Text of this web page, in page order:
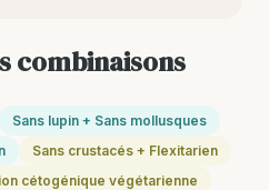
combinaisons
Sans lupin + Sans mollusques
Sans crustacés + Flexitarien
cétogénique végétarienne